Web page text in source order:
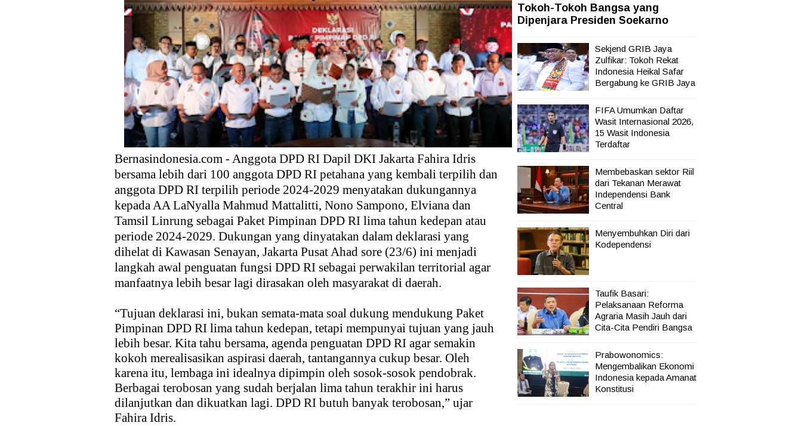
Fahira Idris Minta Pemprov DKI Jakarta Lakukan 6 Langkah Ini Hadapi Puncak Musim Kemarau
Prabowo Hadapi Oligarki
Generasi Z Indonesia Menjunjung Keberagaman, tetapi Rentan Terpapar Hoaks dan Konten
Kebencian
HNW Dukung Usulan Syarat Usia Caleg 18 Tahun
Kepala BNN Beri Kuliah Umum di UI Tentang Bahaya Narkoba
Bernasindonesia.com - Anggota DPD RI Dapil DKI Jakarta Fahira Idris
bersama lebih dari 100 anggota DPD RI petahana yang kembali terpilih dan
anggota DPD RI terpilih periode 2024-2029 menyatakan dukungannya
kepada AA LaNyalla Mahmud Mattalitti, Nono Sampono, Elviana dan
Tamsil Linrung sebagai Paket Pimpinan DPD RI lima tahun kedepan atau
periode 2024-2029. Dukungan yang dinyatakan dalam deklarasi yang
dihelat di Kawasan Senayan, Jakarta Pusat Ahad sore (23/6) ini menjadi
langkah awal penguatan fungsi DPD RI sebagai perwakilan territorial agar
manfaatnya lebih besar lagi dirasakan oleh masyarakat di daerah.
“Tujuan deklarasi ini, bukan semata-mata soal dukung mendukung Paket
Pimpinan DPD RI lima tahun kedepan, tetapi mempunyai tujuan yang jauh
lebih besar. Kita tahu bersama, agenda penguatan DPD RI agar semakin
kokoh merealisasikan aspirasi daerah, tantangannya cukup besar. Oleh
karena itu, lembaga ini idealnya dipimpin oleh sosok-sosok pendobrak.
Berbagai terobosan yang sudah berjalan lima tahun terakhir ini harus
dilanjutkan dan dikuatkan lagi. DPD RI butuh banyak terobosan,” ujar
Fahira Idris.
Tokoh-Tokoh Bangsa yang
Dipenjara Presiden Soekarno
Sekjend GRIB Jaya
Zulfikar: Tokoh Rekat
Indonesia Heikal Safar
Bergabung ke GRIB Jaya
FIFA Umumkan Daftar
Wasit Internasional 2026,
15 Wasit Indonesia
Terdaftar
Membebaskan sektor Riil
dari Tekanan Merawat
Independensi Bank
Central
Menyembuhkan Diri dari
Kodependensi
Taufik Basari:
Pelaksanaan Reforma
Agraria Masih Jauh dari
Cita-Cita Pendiri Bangsa
Prabowonomics:
Mengembalikan Ekonomi
Indonesia kepada Amanat
Konstitusi